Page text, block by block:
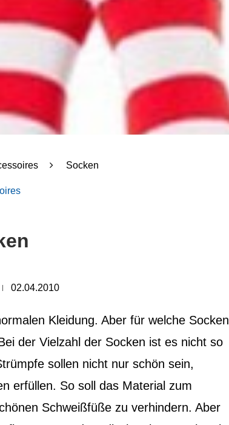
Socken
02.04.2010
Kleidung. Aber für welche Socken
der Vielzahl der Socken ist es nicht so
sollen nicht nur schön sein,
erfüllen. So soll das Material zum
Schweißfüße zu verhindern. Aber